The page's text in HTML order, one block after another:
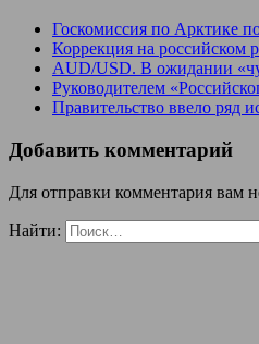
Госкомиссия по Арктике
Коррекция на российском
AUD/USD. В ожидании
Руководителем
Правительство ввело ряд
Добавить комментарий
Для отправки комментария вам
Найти: